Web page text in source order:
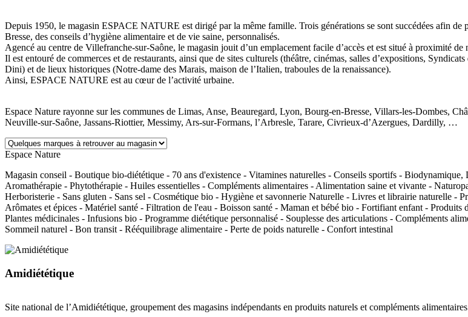
Depuis 1950, le magasin ESPACE NATURE est dirigé par la même famille. Trois générations se sont succédées afin
Bresse, des conseils d’hygiène alimentaire et de vie saine, personnalisés.
Agencé au centre de Villefranche-sur-Saône, le magasin jouit d’un emplacement facile d’accès et est situé à proximité de
Il est entouré de commerces et de restaurants, ainsi que de sites culturels (théâtre, cinémas, salles d’expositions,
Dini) et de lieux historiques (Notre-dame des Marais, maison de l’Italien, traboules de la renaissance).
Ainsi, ESPACE NATURE est au cœur de l’activité urbaine.
Espace Nature rayonne sur les communes de Limas, Anse, Beauregard, Lyon, Bourg-en-Bresse, Villars-les-Dombes,
Neuville-sur-Saône, Jassans-Riottier, Messimy, Ars-sur-Formans, l’Arbresle, Tarare, Civrieux-d’Azergues, Dardilly, …
Espace Nature
Magasin conseil - Boutique bio-diététique - 70 ans d'existence - Vitamines naturelles - Conseils sportifs -
Aromathérapie - Phytothérapie - Huiles essentielles - Compléments alimentaires - Alimentation saine et vivante -
Herboristerie - Sans gluten - Sans sel - Cosmétique bio - Hygiène et savonnerie Naturelle - Livres et librairie naturelle -
Arômates et épices - Matériel santé - Filtration de l'eau - Boisson santé - Maman et bébé bio - Fortifiant enfant -
Plantes médicinales - Infusions bio - Programme diététique personnalisé - Souplesse des articulations - Compléments
Sommeil naturel - Bon transit - Rééquilibrage alimentaire - Perte de poids naturelle - Confort intestinal
Amidiététique
Site national de l’Amidiététique, groupement des magasins indépendants en produits naturels et compléments